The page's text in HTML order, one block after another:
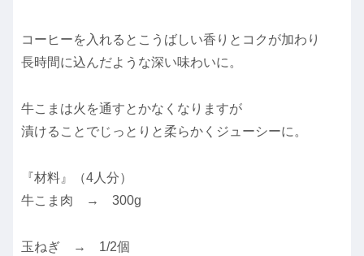
コーヒーを入れるとこうばしい香りとコクが加わり
長時間に込んだような深い味わいに。
牛こまは火を通すとかなくなりますが
漬けることでじっとりと柔らかくジューシーに。
『材料』（4人分）
牛こま肉 → 300g
玉ねぎ → 1/2個